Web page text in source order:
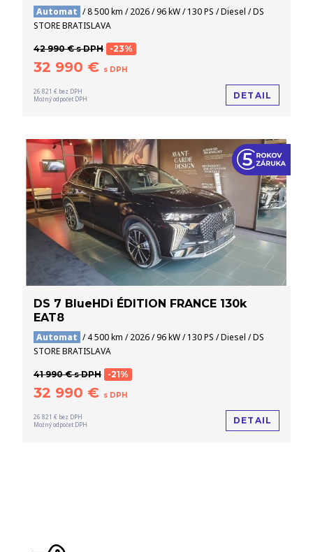
Automat / 8 500 km / 2026 / 96 kW / 130 PS / Diesel / DS
STORE BRATISLAVA
42 990 € s DPH -23%
32 990 € s DPH
26 821 € bez DPH
Možný odpočet DPH
DETAIL
DS 7 BlueHDi ÉDITION FRANCE 130k
EAT8
Automat / 4 500 km / 2026 / 96 kW / 130 PS / Diesel / DS
STORE BRATISLAVA
41 990 € s DPH -21%
32 990 € s DPH
26 821 € bez DPH
Možný odpočet DPH
DETAIL